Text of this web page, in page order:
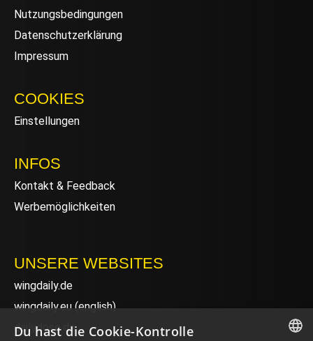
Nutzungsbedingungen
Datenschutzerklärung
Impressum
COOKIES
Einstellungen
INFOS
Kontakt & Feedback
Werbemöglichkeiten
UNSERE WEBSITES
wingdaily.de
wingdaily.eu(english)
dailydose.de
Du hast die Cookie-Kontrolle